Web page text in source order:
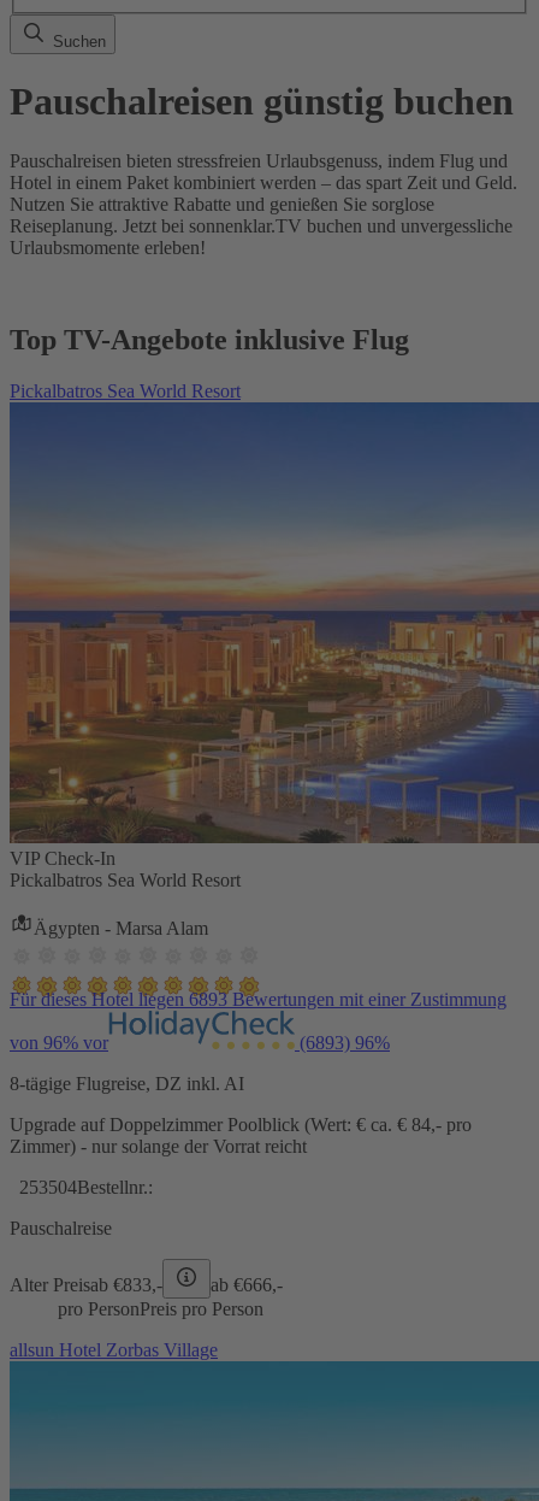
Suchen
Pauschalreisen günstig buchen
Pauschalreisen bieten stressfreien Urlaubsgenuss, indem Flug und
Hotel in einem Paket kombiniert werden – das spart Zeit und Geld.
Nutzen Sie attraktive Rabatte und genießen Sie sorglose
Reiseplanung. Jetzt bei sonnenklar.TV buchen und unvergessliche
Urlaubsmomente erleben!
Top TV-Angebote inklusive Flug
Pickalbatros Sea World Resort
VIP Check-In
Pickalbatros Sea World Resort
Ägypten - Marsa Alam
Für dieses Hotel liegen 6893 Bewertungen mit einer Zustimmung
von 96% vor (6893) 96%
8-tägige Flugreise, DZ inkl. AI
Upgrade auf Doppelzimmer Poolblick (Wert: € ca. € 84,- pro
Zimmer) - nur solange der Vorrat reicht
253504Bestellnr.:
Pauschalreise
Alter Preisab €833,- ab €666,-
pro PersonPreis pro Person
allsun Hotel Zorbas Village